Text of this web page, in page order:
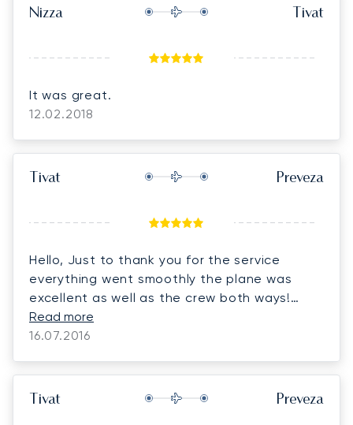
Nizza Tivat
It was great.
12.02.2018
Tivat Preveza
Hello, Just to thank you for the service
everything went smoothly the plane was
excellent as well as the crew both ways!
Thanks again.'
Read more
16.07.2016
Tivat Preveza